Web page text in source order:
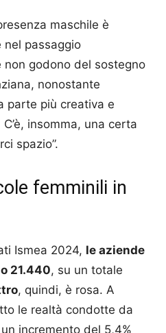
maschile è
nel passaggio
non godono del sostegno
nonostante
parte più creativa e
insomma, una certa
spazio”.
femminili in
Ismea 2024, le aziende
21.440, su un totale
, quindi, è rosa. A
le realtà condotte da
incremento del 5,4%